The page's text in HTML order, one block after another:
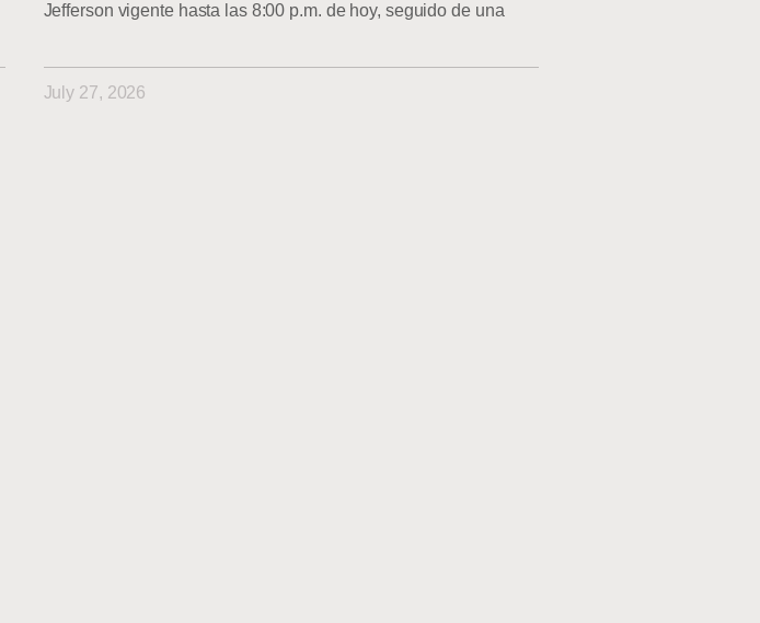
Jefferson vigente hasta las 8:00 p.m. de hoy, seguido de una
July 27, 2026